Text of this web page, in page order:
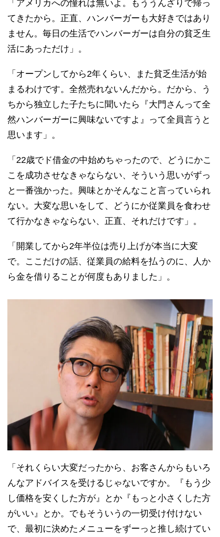
「アメリカへの憧れは無いよ。もううんざりで帰っ
てきたから。正直、ハンバーガーも大好きではあり
ません。毎日の生活でハンバーガーは自分の貧乏生
活にあっただけ」。
「オープンしてから2年くらい、また貧乏生活が始
まるわけです。全然売れないんだから。だから、う
ちから独立した子たちに聞いたら『大門さんって全
然ハンバーガーに興味ないですよ』って全員言うと
思います」。
「22歳でド借金の中始めちゃったので、どうにかこ
こを成功させなきゃならない、そういう思いがずっ
と一番強かった。興味とかそんなこと言っていられ
ない。大変な思いをして、どうにか従業員を食わせ
て行かなきゃならない、正直、それだけです」。
「開業してから2年半位は売り上げが本当に大変
で。ここだけの話、従業員の給料を払うのに、人か
ら金を借りることが何度もありました」。
「それくらい大変だったから、お客さんからもいろ
んなアドバイスを受けるじゃないですか。『もう少
し価格を安くした方が』とか『もっと小さくした方
がいい』とか。でもそういうの一切受け付けない
で、最初に決めたメニューをずーっと推し続けてい